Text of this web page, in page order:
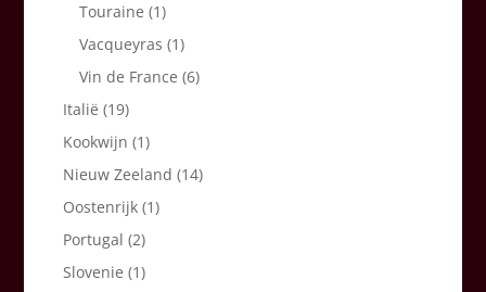
Touraine (1)
Vacqueyras (1)
Vin de France (6)
Italië (19)
Kookwijn (1)
Nieuw Zeeland (14)
Oostenrijk (1)
Portugal (2)
Slovenie (1)